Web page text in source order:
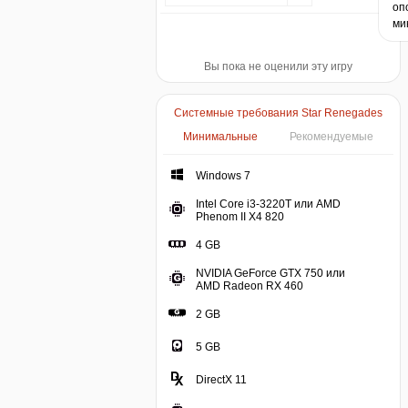
Вы пока не оценили эту игру
Системные требования Star Renegades
Минимальные
Рекомендуемые
Windows 7
Intel Core i3-3220T или AMD
Phenom II X4 820Intel Core i3-3220T или
4 GB4 GB
NVIDIA GeForce GTX 750 или
AMD Radeon RX 460NVIDIA GeForce
2 GB
5 GB
DirectX 11